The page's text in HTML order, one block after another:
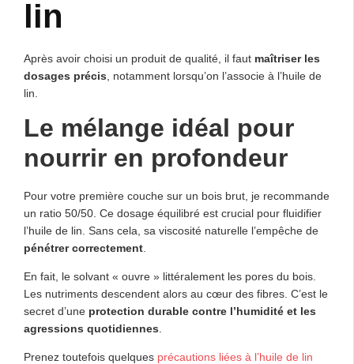
lin
Après avoir choisi un produit de qualité, il faut maîtriser les
dosages précis , notamment lorsqu’on l’associe à l’huile de
lin.
Le mélange idéal pour
nourrir en profondeur
Pour votre première couche sur un bois brut, je recommande
un ratio 50/50. Ce dosage équilibré est crucial pour fluidifier
l’huile de lin. Sans cela, sa viscosité naturelle l’empêche de
pénétrer correctement
En fait, le solvant « ouvre » littéralement les pores du bois.
Les nutriments descendent alors au cœur des fibres. C’est le
secret d’une protection durable contre l’humidité et les
agressions quotidiennes
Prenez toutefois quelques précautions liées à l’huile de lin